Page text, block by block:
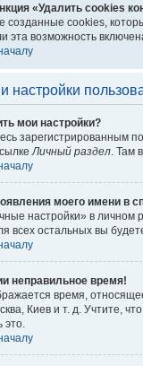
«Удалить cookies
созданные cookies,
эта возможность
настройки
мои настройки?
зарегистрированным
Личный раздел . Там
моего имени в
настройки» в личном
всех остальных вы
неправильное время!
время,
Киев и т. д. Учтите,